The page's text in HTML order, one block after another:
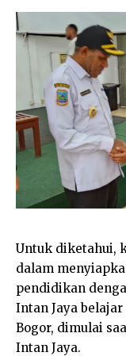
Untuk diketahui,
dalam
pendidikan
Intan Jaya
Bogor, dimulai
Intan Jaya.